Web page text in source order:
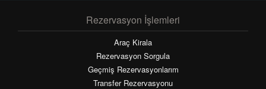
Rezervasyon İşlemleri
Araç Kirala
Rezervasyon Sorgula
Geçmiş Rezervasyonlarım
Transfer Rezervasyonu